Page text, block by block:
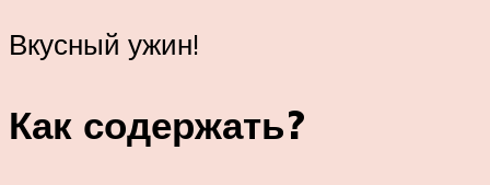
Вкусный ужин!
Как содержать?